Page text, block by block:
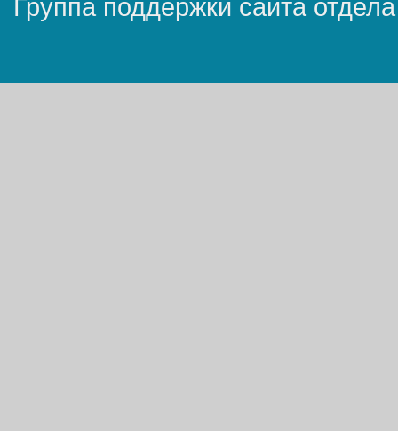
Группа поддержки сайта